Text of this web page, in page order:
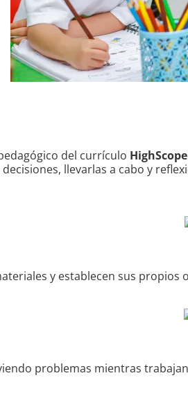
del currículo HighScope
llevarlas a cabo y
y establecen sus propios
problemas mientras